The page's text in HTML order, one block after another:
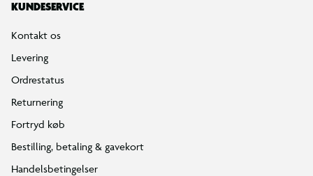
KUNDESERVICE
Kontakt os
Levering
Ordrestatus
Returnering
Fortryd køb
Bestilling, betaling & gavekort
Handelsbetingelser